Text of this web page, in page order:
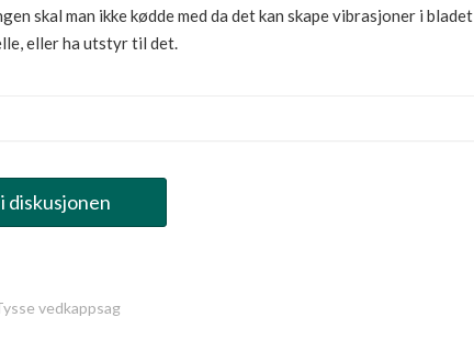
skal man ikke kødde med da det kan skape vibrasjoner i bladet
eller ha utstyr til det.
diskusjonen
vedkappsag